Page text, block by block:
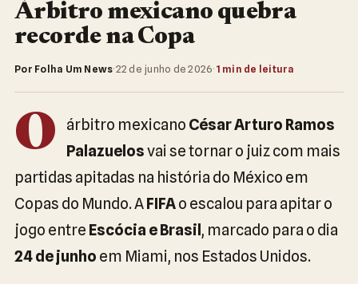
Árbitro mexicano quebra
recorde na Copa
Por Folha Um News·22 de junho de 2026· 1 min de leitura
O árbitro mexicano César Arturo Ramos
Palazuelosvai se tornar o juiz com mais
partidas apitadas na história do México em
Copas do Mundo. AFIFAo escalou para apitar o
jogo entre Escócia e Brasil , marcado para o dia
24 de junho em Miami, nos Estados Unidos.